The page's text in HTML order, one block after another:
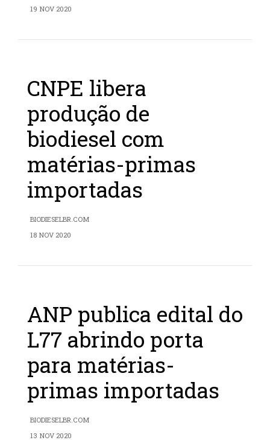
19 NOV 2020
CNPE libera
produção de
biodiesel com
matérias-primas
importadas
BIODIESELBR.COM
18 NOV 2020
ANP publica edital do
L77 abrindo porta
para matérias-
primas importadas
BIODIESELBR.COM
13 NOV 2020